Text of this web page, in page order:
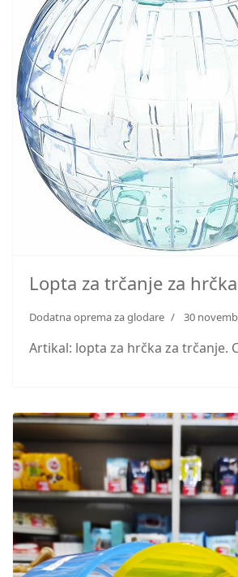
Lopta za trčanje za
Dodatna oprema za glodare 30
Artikal: lopta za hrčka za trčanje.